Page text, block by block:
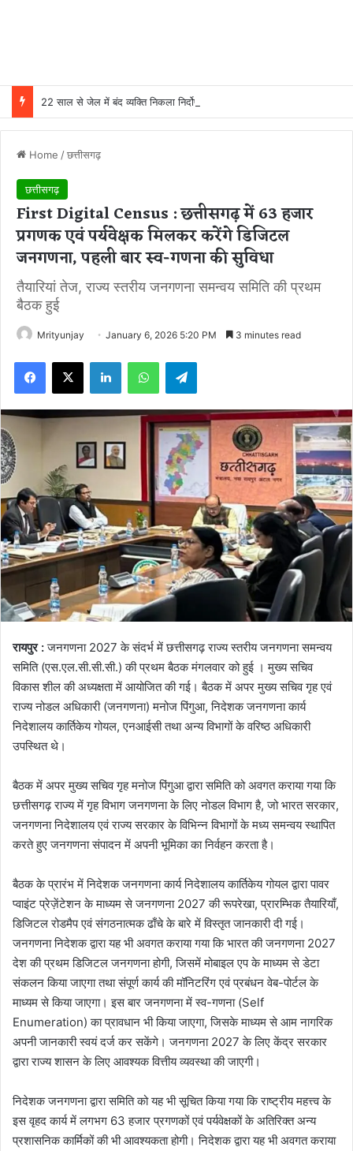
Home /छत्तीसगढ़
छत्तीसगढ़
First Digital Census : छत्तीसगढ़ में 63 हजार
प्रगणक एवं पर्यवेक्षक मिलकर करेंगे डिजिटल
जनगणना, पहली बार स्व-गणना की सुविधा
तैयारियां तेज, राज्य स्तरीय जनगणना समन्वय समिति की प्रथम
बैठक हुई
Mrityunjay January 6, 2026 5:20 PM 3 minutes read
रायपुर :जनगणना 2027 के संदर्भ में छत्तीसगढ़ राज्य स्तरीय जनगणना समन्वय
समिति (एस.एल.सी.सी.सी.) की प्रथम बैठक मंगलवार को हुई । मुख्य सचिव
विकास शील की अध्यक्षता में आयोजित की गई। बैठक में अपर मुख्य सचिव गृह एवं
राज्य नोडल अधिकारी (जनगणना) मनोज पिंगुआ, निदेशक जनगणना कार्य
निदेशालय कार्तिकेय गोयल, एनआईसी तथा अन्य विभागों के वरिष्ठ अधिकारी
उपस्थित थे।
बैठक में अपर मुख्य सचिव गृह मनोज पिंगुआ द्वारा समिति को अवगत कराया गया कि
छत्तीसगढ़ राज्य में गृह विभाग जनगणना के लिए नोडल विभाग है, जो भारत सरकार,
जनगणना निदेशालय एवं राज्य सरकार के विभिन्न विभागों के मध्य समन्वय स्थापित
करते हुए जनगणना संपादन में अपनी भूमिका का निर्वहन करता है।
बैठक के प्रारंभ में निदेशक जनगणना कार्य निदेशालय कार्तिकेय गोयल द्वारा पावर
प्वाइंट प्रेज़ेंटेशन के माध्यम से जनगणना 2027 की रूपरेखा, प्रारम्भिक तैयारियाँ,
डिजिटल रोडमैप एवं संगठनात्मक ढाँचे के बारे में विस्तृत जानकारी दी गई।
जनगणना निदेशक द्वारा यह भी अवगत कराया गया कि भारत की जनगणना 2027
देश की प्रथम डिजिटल जनगणना होगी, जिसमें मोबाइल एप के माध्यम से डेटा
संकलन किया जाएगा तथा संपूर्ण कार्य की मॉनिटरिंग एवं प्रबंधन वेब-पोर्टल के
माध्यम से किया जाएगा। इस बार जनगणना में स्व-गणना (Self
Enumeration) का प्रावधान भी किया जाएगा, जिसके माध्यम से आम नागरिक
अपनी जानकारी स्वयं दर्ज कर सकेंगे। जनगणना 2027 के लिए केंद्र सरकार
द्वारा राज्य शासन के लिए आवश्यक वित्तीय व्यवस्था की जाएगी।
निदेशक जनगणना द्वारा समिति को यह भी सूचित किया गया कि राष्ट्रीय महत्त्व के
इस वृहद कार्य में लगभग 63 हजार प्रगणकों एवं पर्यवेक्षकों के अतिरिक्त अन्य
प्रशासनिक कार्मिकों की भी आवश्यकता होगी। निदेशक द्वारा यह भी अवगत कराया